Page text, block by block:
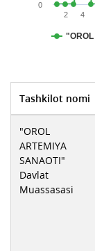
2 4
0
Tashkilot nomi
"OROL
ARTEMIYA
SANAOTI"
Davlat
Muassasasi